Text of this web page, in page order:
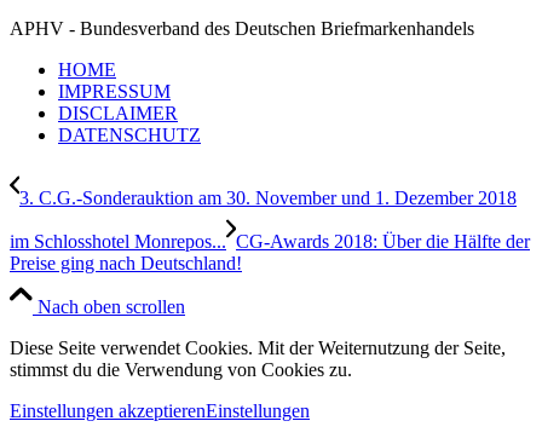
APHV - Bundesverband des Deutschen Briefmarkenhandels
HOME
IMPRESSUM
DISCLAIMER
DATENSCHUTZ
3. C.G.-Sonderauktion am 30. November und 1. Dezember 2018
im Schlosshotel Monrepos... CG-Awards 2018: Über die Hälfte der
Preise ging nach Deutschland!
Nach oben scrollen
Diese Seite verwendet Cookies. Mit der Weiternutzung der Seite,
stimmst du die Verwendung von Cookies zu.
Einstellungen akzeptierenEinstellungen